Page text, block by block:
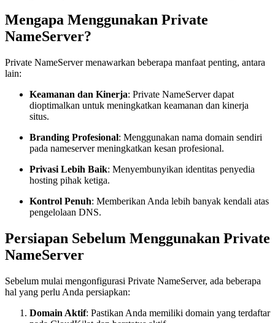
Mengapa Menggunakan Private
NameServer?
Private NameServer menawarkan beberapa manfaat penting, antara
lain:
Keamanan dan Kinerja: Private NameServer dapat
dioptimalkan untuk meningkatkan keamanan dan kinerja
situs.
Branding Profesional: Menggunakan nama domain sendiri
pada nameserver meningkatkan kesan profesional.
Privasi Lebih Baik: Menyembunyikan identitas penyedia
hosting pihak ketiga.
Kontrol Penuh: Memberikan Anda lebih banyak kendali atas
pengelolaan DNS.
Persiapan Sebelum Menggunakan Private
NameServer
Sebelum mulai mengonfigurasi Private NameServer, ada beberapa
hal yang perlu Anda persiapkan:
Domain Aktif: Pastikan Anda memiliki domain yang terdaftar